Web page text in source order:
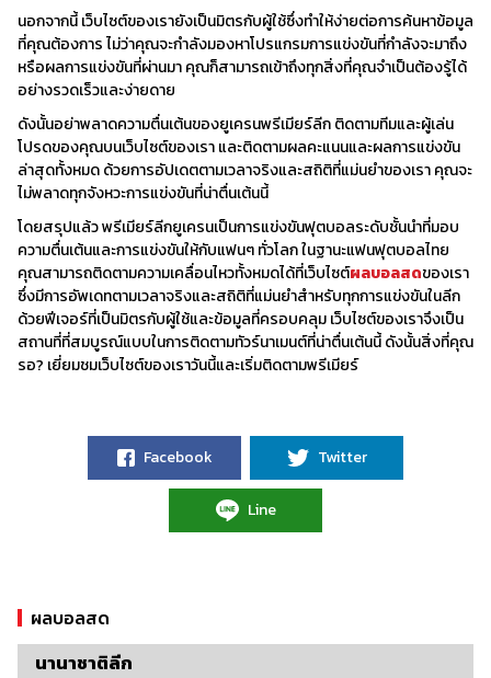
นอกจากนี้ เว็บไซต์ของเรายังเป็นมิตรกับผู้ใช้ซึ่งทำให้ง่ายต่อการค้นหาข้อมูล
ที่คุณต้องการ ไม่ว่าคุณจะกำลังมองหาโปรแกรมการแข่งขันที่กำลังจะมาถึง
หรือผลการแข่งขันที่ผ่านมา คุณก็สามารถเข้าถึงทุกสิ่งที่คุณจำเป็นต้องรู้ได้
อย่างรวดเร็วและง่ายดาย
ดังนั้นอย่าพลาดความตื่นเต้นของยูเครนพรีเมียร์ลีก ติดตามทีมและผู้เล่น
โปรดของคุณบนเว็บไซต์ของเรา และติดตามผลคะแนนและผลการแข่งขัน
ล่าสุดทั้งหมด ด้วยการอัปเดตตามเวลาจริงและสถิติที่แม่นยำของเรา คุณจะ
ไม่พลาดทุกจังหวะการแข่งขันที่น่าตื่นเต้นนี้
โดยสรุปแล้ว พรีเมียร์ลีกยูเครนเป็นการแข่งขันฟุตบอลระดับชั้นนำที่มอบ
ความตื่นเต้นและการแข่งขันให้กับแฟนๆ ทั่วโลก ในฐานะแฟนฟุตบอลไทย
คุณสามารถติดตามความเคลื่อนไหวทั้งหมดได้ที่เว็บไซต์ผลบอลสดของเรา
ซึ่งมีการอัพเดทตามเวลาจริงและสถิติที่แม่นยำสำหรับทุกการแข่งขันในลีก
ด้วยฟีเจอร์ที่เป็นมิตรกับผู้ใช้และข้อมูลที่ครอบคลุม เว็บไซต์ของเราจึงเป็น
สถานที่ที่สมบูรณ์แบบในการติดตามทัวร์นาเมนต์ที่น่าตื่นเต้นนี้ ดังนั้นสิ่งที่คุณ
รอ? เยี่ยมชมเว็บไซต์ของเราวันนี้และเริ่มติดตามพรีเมียร์
Facebook Twitter
Line
ผลบอลสด
นานาชาติลีก